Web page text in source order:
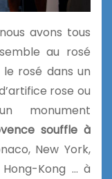
avons tous
au rosé
rosé dans un
rose ou
monument
souffle à
New York,
Hong-Kong … à